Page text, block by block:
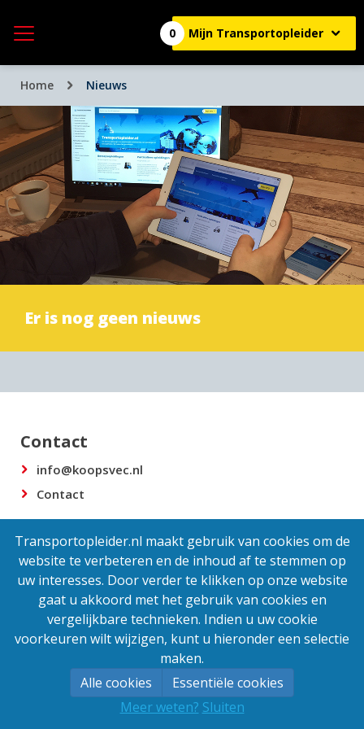
Transportopleider.nl maakt gebruik van cookies om de
website te verbeteren en de inhoud af te stemmen op
uw interesses. Door verder te klikken op onze website
gaat u akkoord met het gebruik van cookies en
vergelijkbare technieken. Indien u uw cookie
voorkeuren wilt wijzigen, kunt u hieronder een selectie
maken.
Alle cookies
Essentiële cookies
Meer weten? Sluiten
Mijn Transportopleider
0
Home Nieuws
Er is nog geen nieuws
Contact
info@koopsvec.nl
Contact
Powered byTransportopleider